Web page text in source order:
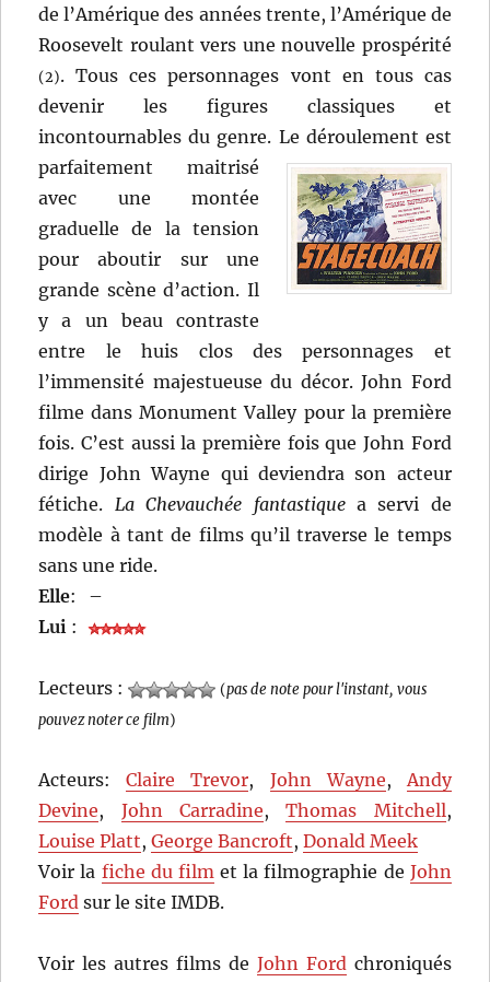
de l’Amérique des années trente, l’Amérique de
Roosevelt roulant vers une nouvelle prospérité
(2). Tous ces personnages vont en tous cas
devenir les figures classiques et
incontournables du genre. Le déroulement est
parfaitement maitrisé
avec une montée
graduelle de la tension
pour aboutir sur une
grande scène d’action. Il
y a un beau contraste
entre le huis clos des personnages et
l’immensité majestueuse du décor. John Ford
filme dans Monument Valley pour la première
fois. C’est aussi la première fois que John Ford
dirige John Wayne qui deviendra son acteur
fétiche. La Chevauchée fantastiquea servi de
modèle à tant de films qu’il traverse le temps
sans une ride.
Elle:
–
Lui :
Lecteurs : (pas de note pour l'instant, vous
pouvez noter ce film)
Acteurs:Claire Trevor, John Wayne,Andy
Devine, John Carradine,Thomas Mitchell,
Louise Platt,George Bancroft,Donald Meek
Voir la fiche du filmet la filmographie de John
Ford sur le site IMDB.
Voir les autres films de John Fordchroniqués